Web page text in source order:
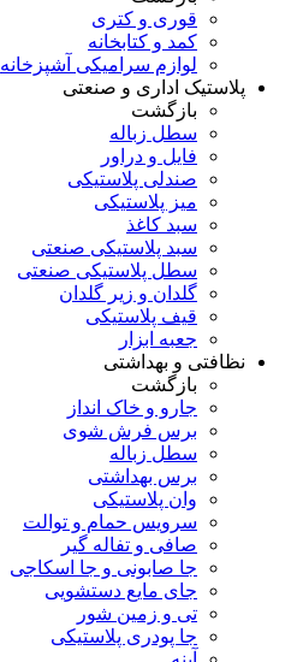
قوری و کتری
کمد و کتابخانه
لوازم سرامیکی آشپزخانه
پلاستیک اداری و صنعتی
بازگشت
سطل زباله
فایل و دراور
صندلی پلاستیکی
میز پلاستیکی
سبد کاغذ
سبد پلاستیکی صنعتی
سطل پلاستیکی صنعتی
گلدان و زیر گلدان
قیف پلاستیکی
جعبه ابزار
نظافتی و بهداشتی
بازگشت
جارو و خاک انداز
برس فرش شوی
سطل زباله
برس بهداشتی
وان پلاستیکی
سرویس حمام و توالت
صافی و تفاله گیر
جا صابونی و جا اسکاجی
جای مایع دستشویی
تی و زمین شور
جا پودری پلاستیکی